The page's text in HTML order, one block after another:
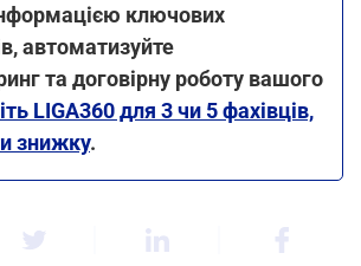
ключових
автоматизуйте
та договірну роботу вашого
LIGA360 для 3 чи 5 фахівців,
знижку.